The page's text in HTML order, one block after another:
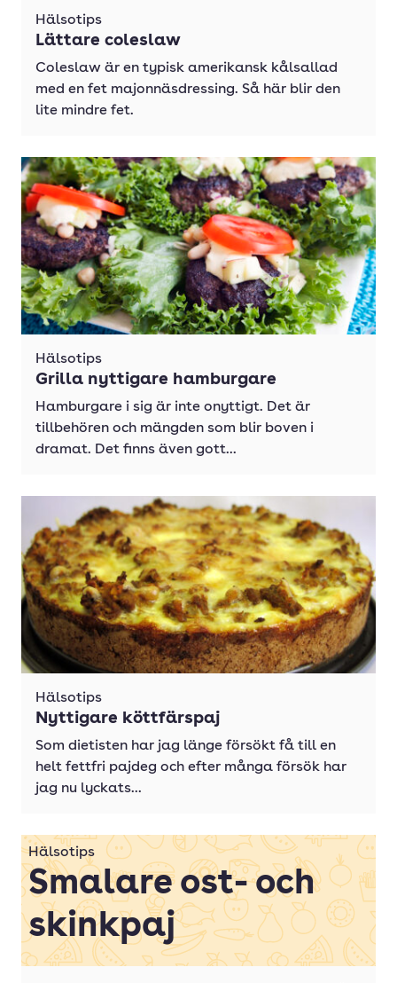
Hälsotips
Lättare coleslaw
Coleslaw är en typisk amerikansk kålsallad
med en fet majonnäsdressing. Så här blir den
lite mindre fet.
Hälsotips
Grilla nyttigare hamburgare
Hamburgare i sig är inte onyttigt. Det är
tillbehören och mängden som blir boven i
dramat. Det finns även gott...
Hälsotips
Nyttigare köttfärspaj
Som dietisten har jag länge försökt få till en
helt fettfri pajdeg och efter många försök har
jag nu lyckats...
Hälsotips
Smalare ost- och
skinkpaj